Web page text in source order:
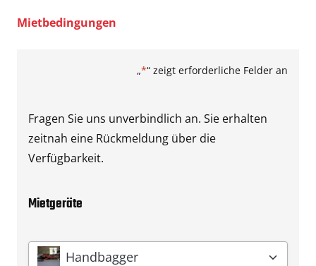
Mietbedingungen
„*“ zeigt erforderliche Felder an
Fragen Sie uns unverbindlich an. Sie erhalten
zeitnah eine Rückmeldung über die
Verfügbarkeit.
Mietgeräte
Gerät* Handbagger